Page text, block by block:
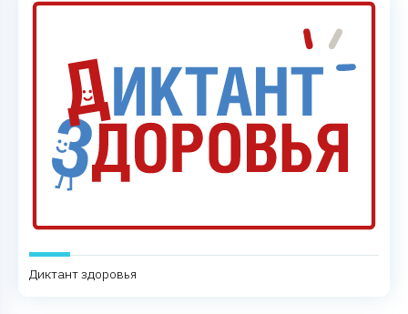
Диктант здоровья